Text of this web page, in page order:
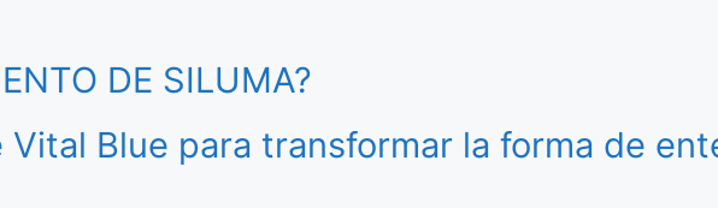
DE SILUMA?
Blue para transformar la forma de